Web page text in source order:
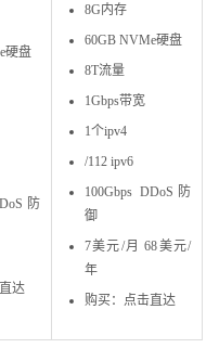
硬盘
防
达
8G内存
60GB NVMe硬盘
8T流量
1Gbps带宽
1个ipv4
/112 ipv6
100Gbps DDoS防
御
7美元/月 68美元/
年
购买：点击直达